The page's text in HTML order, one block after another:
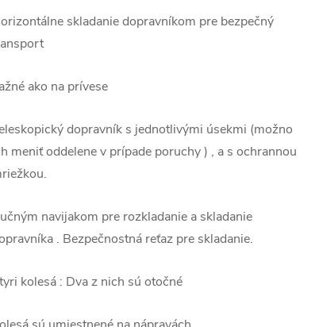
skladanie dopravníkom pre bezpečný
ako na prívese
dopravník s jednotlivými úsekmi (možno
meniť oddelene v prípade poruchy ) , a s ochrannou
navijakom pre rozkladanie a skladanie
. Bezpečnostná reťaz pre skladanie.
kolesá : Dva z nich sú otočné